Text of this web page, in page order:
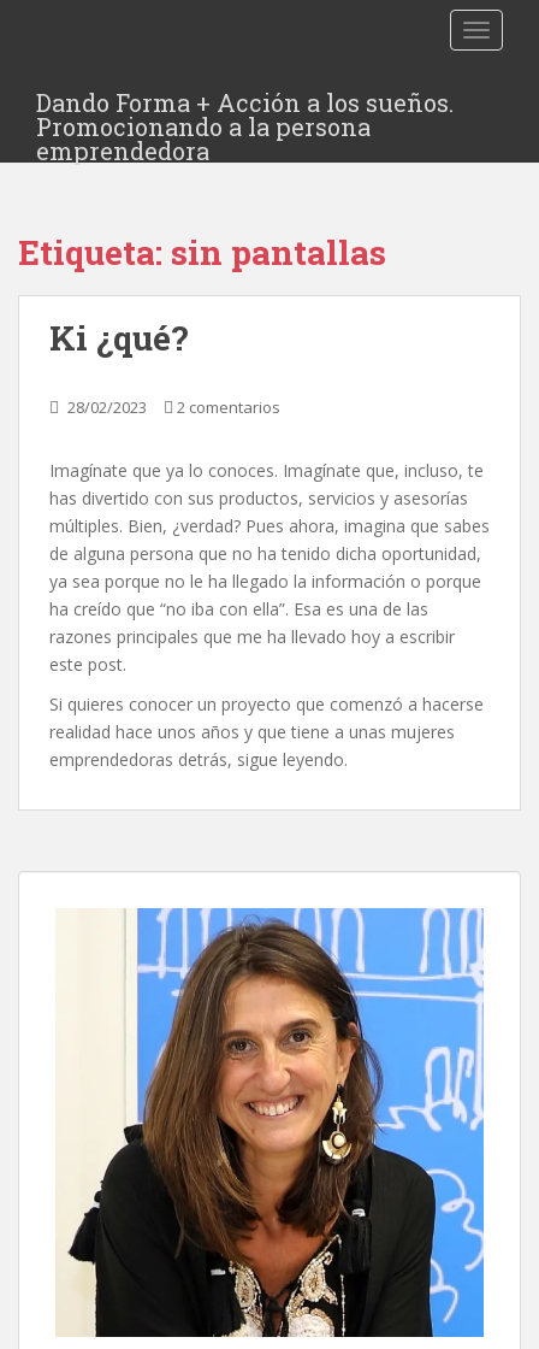
Dando Forma + Acción a los sueños.
Promocionando a la persona
emprendedora
Etiqueta: sin pantallas
Ki ¿qué?
28/02/2023 2 comentarios
Imagínate que ya lo conoces. Imagínate que, incluso, te
has divertido con sus productos, servicios y asesorías
múltiples. Bien, ¿verdad? Pues ahora, imagina que sabes
de alguna persona que no ha tenido dicha oportunidad,
ya sea porque no le ha llegado la información o porque
ha creído que “no iba con ella”. Esa es una de las
razones principales que me ha llevado hoy a escribir
este post.
Si quieres conocer un proyecto que comenzó a hacerse
realidad hace unos años y que tiene a unas mujeres
emprendedoras detrás, sigue leyendo.